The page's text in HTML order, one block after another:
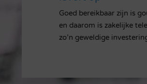
Goed bereikbaar zijn is
en daarom is zakelijke
zo’n geweldige